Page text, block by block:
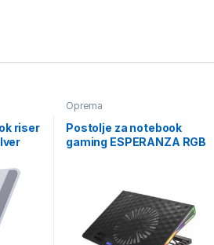
riser
Oprema
Postolje za notebook
gaming ESPERANZA RGB